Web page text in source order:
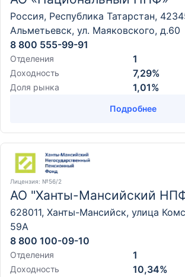
Россия, Республика Татарстан,
Альметьевск, ул. Маяковского, д.60
8 800 555-99-91
Отделения 1
Доходность 7,29%
Доля рынка 1,01%
Подробнее
Лицензия: №56/2
АО "Ханты-Мансийский
628011, Ханты-Мансийск, улица
59А
8 800 100-09-10
Отделения 1
Доходность 10,34%